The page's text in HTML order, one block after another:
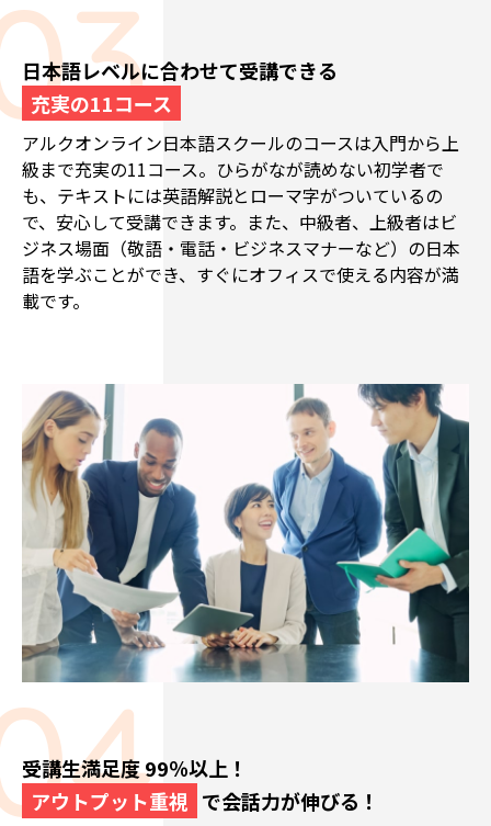
日本語レベルに合わせて受講できる
充実の11コース
アルクオンライン日本語スクールのコースは入門から上
級まで充実の11コース。ひらがなが読めない初学者で
も、テキストには英語解説とローマ字がついているの
で、安心して受講できます。また、中級者、上級者はビ
ジネス場面（敬語・電話・ビジネスマナーなど）の日本
語を学ぶことができ、すぐにオフィスで使える内容が満
載です。
受講生満足度 99％以上！
アウトプット重視 で会話力が伸びる！